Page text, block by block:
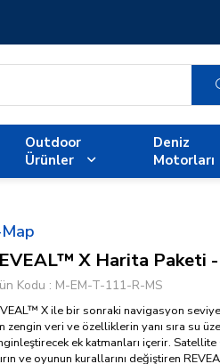
Outdoor
Ürünler
Deniz
Motorları
X Harita Paketi
Kodu M-EM-T-111-R-MS
X ile bir sonraki navigasyon
zengin veri ve özelliklerin yanı sıra su
ek katmanları içerir. Satellite
ve oyunun kurallarını değiştiren